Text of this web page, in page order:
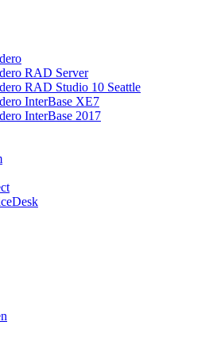
RAD Server
RAD Studio 10 Seattle
InterBase XE7
InterBase 2017